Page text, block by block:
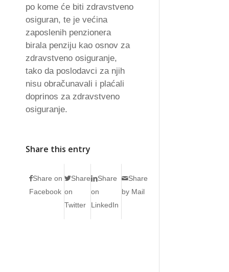
po kome će biti zdravstveno
osiguran, te je većina
zaposlenih penzionera
birala penziju kao osnov za
zdravstveno osiguranje,
tako da poslodavci za njih
nisu obračunavali i plaćali
doprinos za zdravstveno
osiguranje.
Share this entry
Share on
Facebook
Share
on
Twitter
Share
on
LinkedIn
Share
by Mail